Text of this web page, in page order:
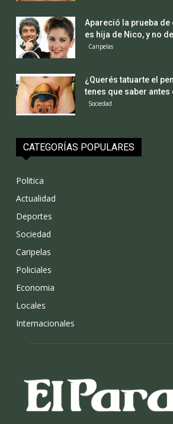
Apareció la prueba de
es hija de Nico, y no
Caripelas
¿Querés tatuarte el
tenes que saber antes
Sociedad
CATEGORÍAS POPULARES
Politica
Actualidad
Deportes
Sociedad
Caripelas
Policiales
Economia
Locales
Internacionales